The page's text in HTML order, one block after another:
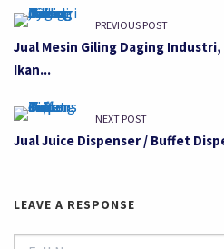
PREVIOUS POST
Jual Mesin Giling Daging
Ikan...
NEXT POST
Jual Juice Dispenser / Buffet
LEAVE A RESPONSE